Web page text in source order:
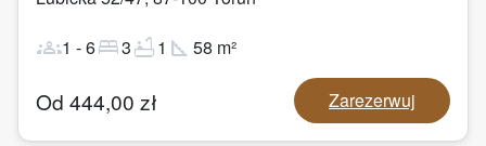
groups1 -6bed3bathtub1 square_foot 58 m²
Od 444,00 zł Zarezerwuj